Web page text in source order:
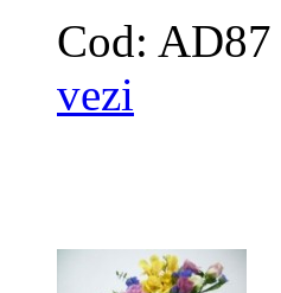
Cod: AD87
vezi